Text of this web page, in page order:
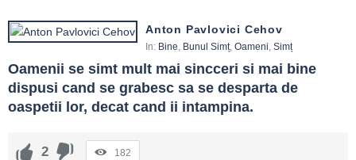
Anton Pavlovici Cehov
In: Bine, Bunul Simț, Oameni, Simț
Oamenii se simt mult mai sincceri si mai bine
dispusi cand se grabesc sa se desparta de
oaspetii lor, decat cand ii intampina.
2 182